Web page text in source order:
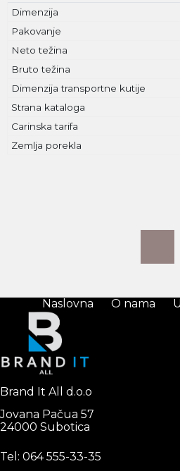
Dimenzija
Pakovanje
Neto težina
Bruto težina
Dimenzija transportne kutije
Strana kataloga
Carinska tarifa
Zemlja porekla
Naslovna O nama
Brand It All d.o.o
Jovana Pačua 57
24000 Subotica
Tel: 064 555-33-35